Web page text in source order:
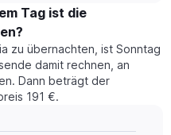
Tag ist die
zu übernachten, ist Sonntag
damit rechnen, an
Dann beträgt der
191 €.